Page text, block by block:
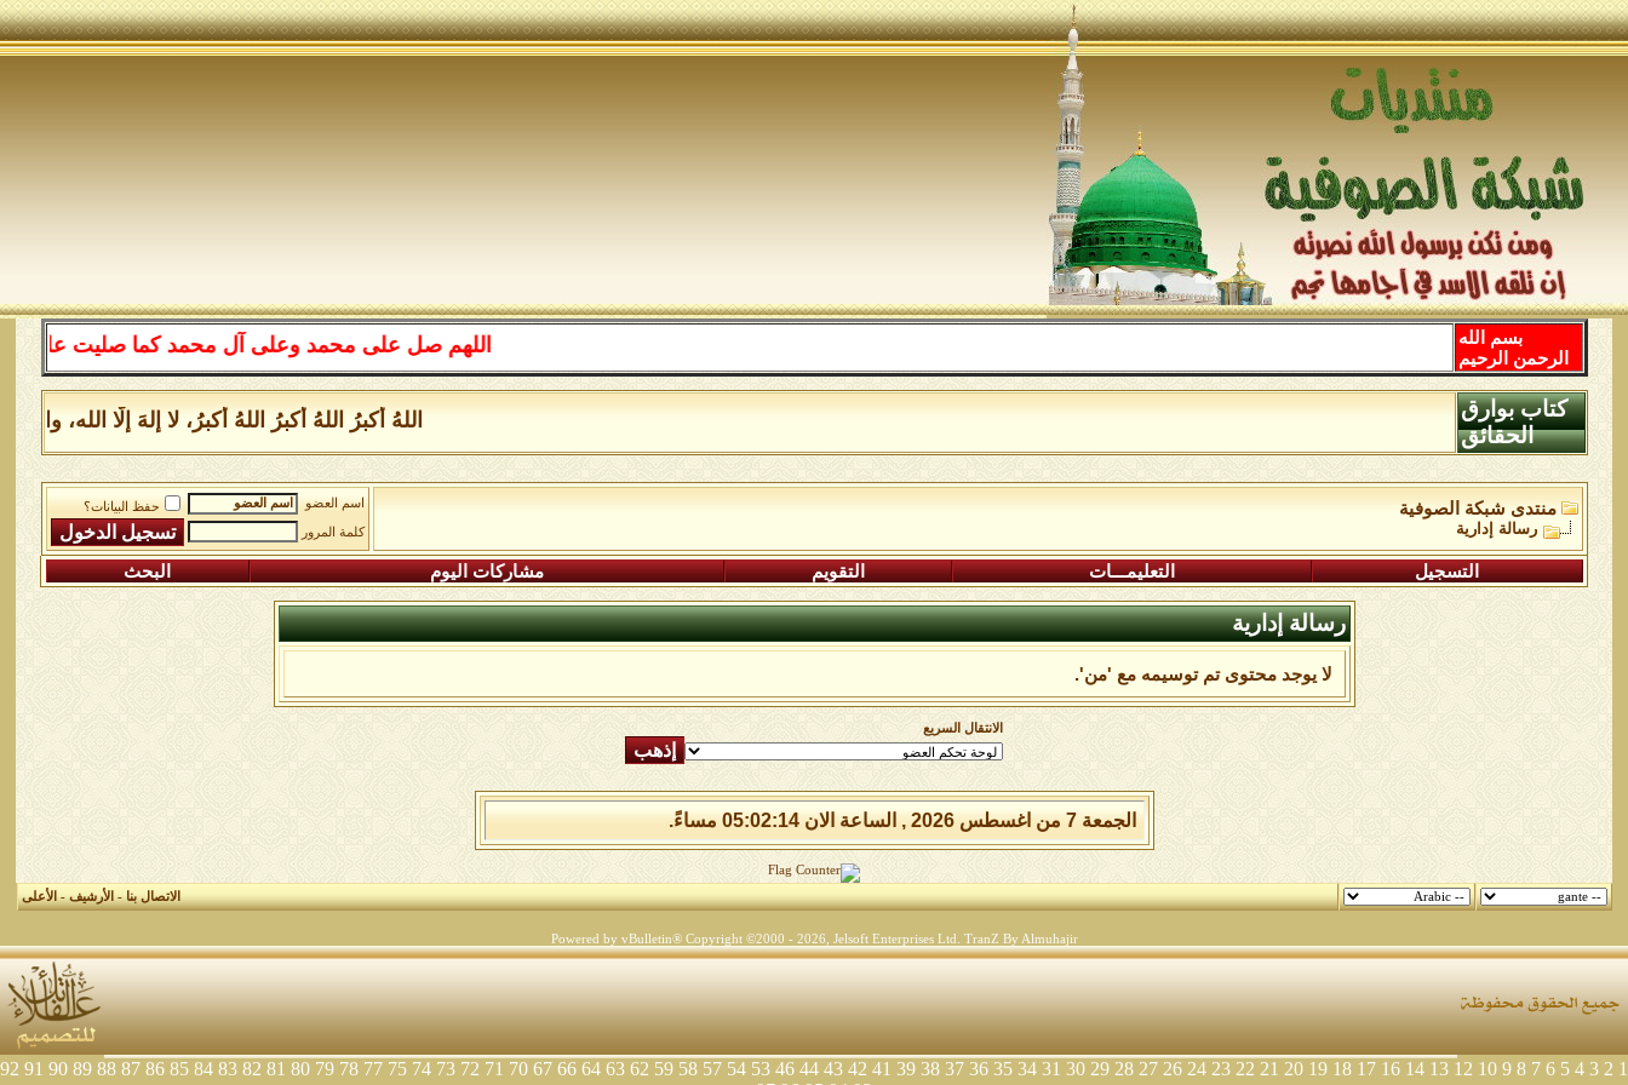
اللهم صل على محمد وعلى آل محمد كما صليت على
بسم الله
الرحمن الرحيم
اللهُ أكبرُ اللهُ أكبرُ اللهُ أكبرُ، لا إلهَ إلَّا الله،
كتاب بوارق
الحقائق
منتدى شبكة الصوفية
رسالة إدارية
اسم العضو
حفظ البيانات؟
كلمة المرور
التسجيل التعليمـــات التقويم مشاركات اليوم البحث
رسالة إدارية
لا يوجد محتوى تم توسيمه مع 'من'.
الانتقال السريع
الجمعة 7 من اغسطس 2026 , الساعة الان 05:02:14 مساءً.
الاتصال بنا-الأرشيف-الأعلى
Powered by vBulletin® Copyright ©2000 - 2026, Jelsoft Enterprises Ltd. TranZ By Almuhajir
1
2
3
4
5
6
7
8
9
10
12
13
14
16
17
18
19
20
21
22
23
24
26
27
28
29
30
31
34
35
36
37
38
39
41
42
43
44
46
53
54
57
58
59
62
63
64
66
67
70
71
72
73
74
75
77
78
79
80
81
82
83
84
85
86
87
88
89
90
91
92